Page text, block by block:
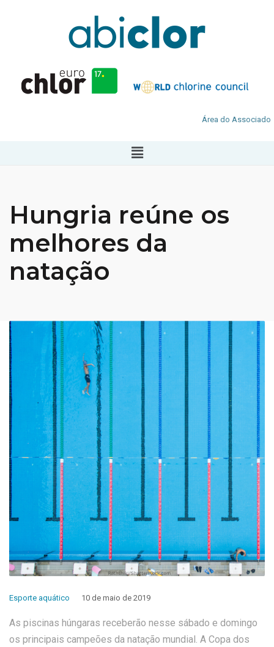
Área do Associado
Hungria reúne os
melhores da
natação
Esporte aquático 10 de maio de 2019
As piscinas húngaras receberão nesse sábado e domingo
os principais campeões da natação mundial. A Copa dos